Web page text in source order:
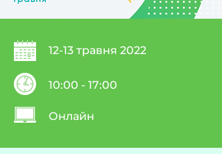
12-13 травня 2022
10:00 - 17:00
Онлайн